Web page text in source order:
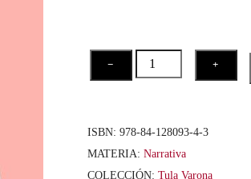
5
−
Nadie
cantidad
+
ISBN:978-84-128093-4-3
MATERIA:Narrativa
COLECCIÓN:Tula Varona